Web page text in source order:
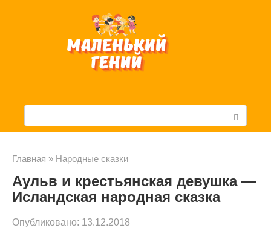
с
к
Главная » Народные сказки
Аульв и крестьянская девушка —
Исландская народная сказка
Опубликовано: 13.12.2018